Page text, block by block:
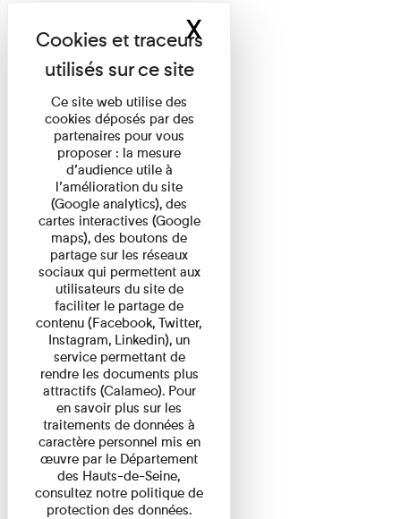
Ce site web utilise des
cookies déposés par des
partenaires pour vous
proposer : la mesure
d’audience utile à
l’amélioration du site
(Google analytics), des
cartes interactives (Google
maps), des boutons de
partage sur les réseaux
sociaux qui permettent aux
utilisateurs du site de
faciliter le partage de
contenu (Facebook, Twitter,
Instagram, Linkedin), un
service permettant de
rendre les documents plus
attractifs (Calameo). Pour
en savoir plus sur les
traitements de données à
caractère personnel mis en
œuvre par le Département
des Hauts-de-Seine,
consultez notre politique de
protection des données.
XMasquer le